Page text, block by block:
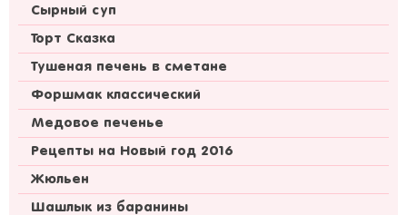
Сырный суп
Торт Сказка
Тушеная печень в сметане
Форшмак классический
Медовое печенье
Рецепты на Новый год 2016
Жюльен
Шашлык из баранины